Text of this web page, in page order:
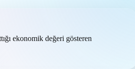
ekonomik değeri gösteren